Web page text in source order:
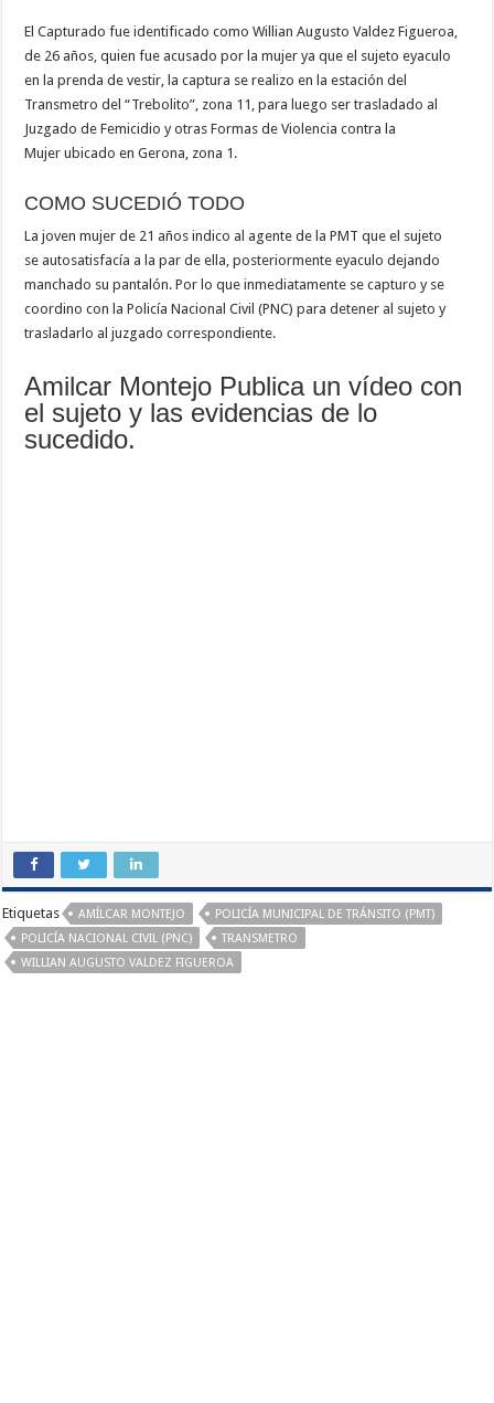
El Capturado fue identificado como Willian Augusto Valdez Figueroa,
de 26 años, quien fue acusado por la mujer ya que el sujeto eyaculo
en la prenda de vestir, la captura se realizo en la estación del
Transmetro del “Trebolito”, zona 11, para luego ser trasladado al
Juzgado de Femicidio y otras Formas de Violencia contra la
Mujer ubicado en Gerona, zona 1.
COMO SUCEDIÓ TODO
La joven mujer de 21 años indico al agente de la PMT que el sujeto
se autosatisfacía a la par de ella, posteriormente eyaculo dejando
manchado su pantalón. Por lo que inmediatamente se capturo y se
coordino con la Policía Nacional Civil (PNC) para detener al sujeto y
trasladarlo al juzgado correspondiente.
Amilcar Montejo Publica un vídeo con
el sujeto y las evidencias de lo
sucedido.
Etiquetas AMÍLCAR MONTEJO
POLICÍA MUNICIPAL DE TRÁNSITO (PMT)
POLICÍA NACIONAL CIVIL (PNC)
TRANSMETRO
WILLIAN AUGUSTO VALDEZ FIGUEROA